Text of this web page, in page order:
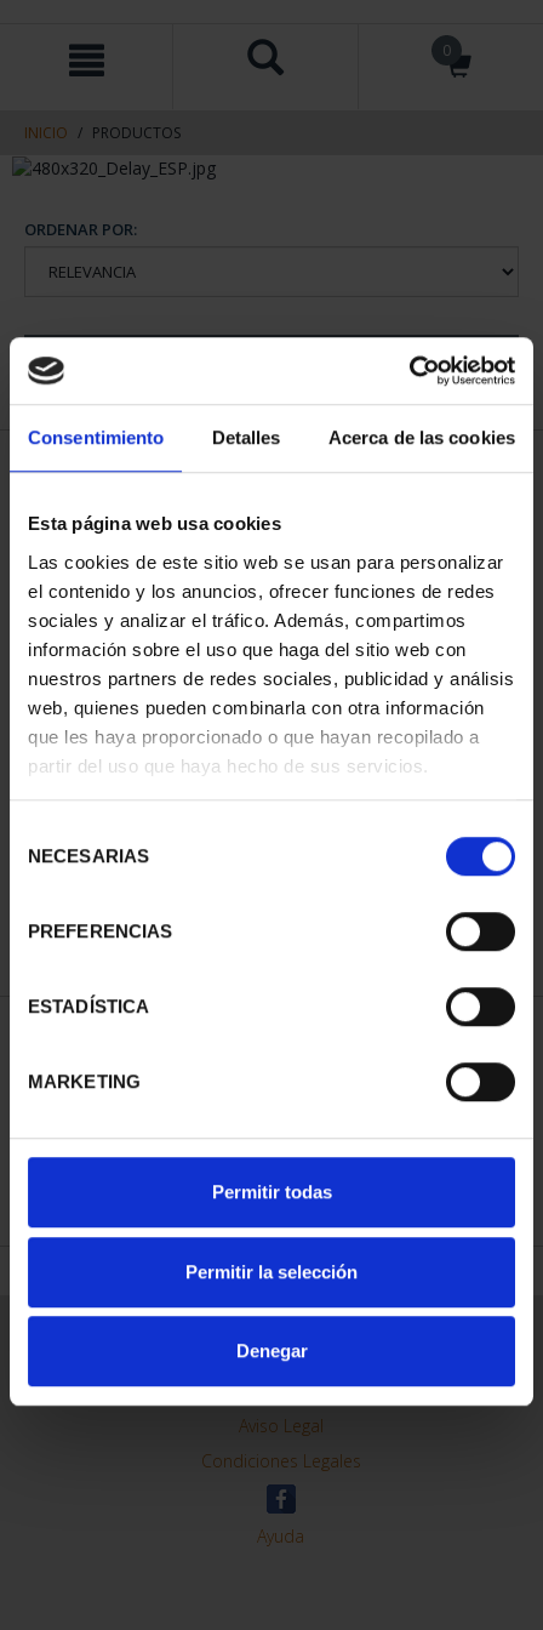
Consentimiento Detalles Acerca de las cookies
Esta página web usa cookies
Las cookies de este sitio web se usan para personalizar
el contenido y los anuncios, ofrecer funciones de redes
sociales y analizar el tráfico. Además, compartimos
información sobre el uso que haga del sitio web con
nuestros partners de redes sociales, publicidad y análisis
web, quienes pueden combinarla con otra información
que les haya proporcionado o que hayan recopilado a
partir del uso que haya hecho de sus servicios.
NECESARIAS
PREFERENCIAS
ESTADÍSTICA
MARKETING
Permitir todas
Permitir la selección
Denegar
contenido
navegacin
0
INICIO PRODUCTOS
ORDENAR POR:
1 Productos encontrados
73,00 €
REFINAR
Contacto
Preguntas Frequentes (FAQs)
Aviso Legal
Condiciones Legales
Ayuda